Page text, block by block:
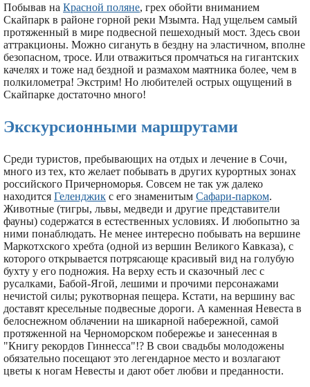
Побывав на Красной поляне, грех обойти вниманием
Скайпарк в районе горной реки Мзымта. Над ущельем самый
протяженный в мире подвесной пешеходный мост. Здесь свои
аттракционы. Можно сигануть в бездну на эластичном, вполне
безопасном, тросе. Или отважиться промчаться на гигантских
качелях и тоже над бездной и размахом маятника более, чем в
полкилометра! Экстрим! Но любителей острых ощущений в
Скайпарке достаточно много!
Экскурсионными маршрутами
Среди туристов, пребывающих на отдых и лечение в Сочи,
много из тех, кто желает побывать в других курортных зонах
российского Причерноморья. Совсем не так уж далеко
находится Геленджик с его знаменитым Сафари-парком.
Животные (тигры, львы, медведи и другие представители
фауны) содержатся в естественных условиях. И любопытно за
ними понаблюдать. Не менее интересно побывать на вершине
Маркотхского хребта (одной из вершин Великого Кавказа), с
которого открывается потрясающе красивый вид на голубую
бухту у его подножия. На верху есть и сказочный лес с
русалками, Бабой-Ягой, лешими и прочими персонажами
нечистой силы; рукотворная пещера. Кстати, на вершину вас
доставят кресельные подвесные дороги. А каменная Невеста в
белоснежном облачении на шикарной набережной, самой
протяженной на Черноморском побережье и занесенная в
"Книгу рекордов Гиннесса"!? В свои свадьбы молодожены
обязательно посещают это легендарное место и возлагают
цветы к ногам Невесты и дают обет любви и преданности.